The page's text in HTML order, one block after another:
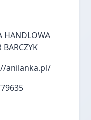
HANDLOWA
BARCZYK
anilanka.pl/